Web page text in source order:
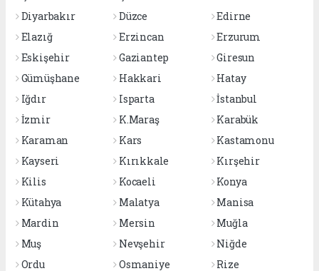
Diyarbakır
Düzce
Edirne
Elazığ
Erzincan
Erzurum
Eskişehir
Gaziantep
Giresun
Gümüşhane
Hakkari
Hatay
Iğdır
Isparta
İstanbul
İzmir
K.Maraş
Karabük
Karaman
Kars
Kastamonu
Kayseri
Kırıkkale
Kırşehir
Kilis
Kocaeli
Konya
Kütahya
Malatya
Manisa
Mardin
Mersin
Muğla
Muş
Nevşehir
Niğde
Ordu
Osmaniye Rize